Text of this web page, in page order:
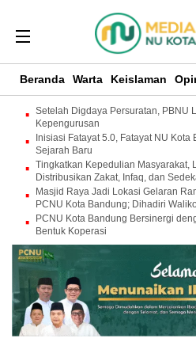
Beranda Warta Keislaman
Setelah Digdaya Persuratan, PBNU
Kepengurusan
Inisiasi Fatayat 5.0, Fatayat NU
Sejarah Baru
Tingkatkan Kepedulian Masyarakat,
Distribusikan Zakat, Infaq, dan
Masjid Raya Jadi Lokasi Gelaran
PCNU Kota Bandung; Dihadiri
PCNU Kota Bandung Bersinergi
Bentuk Koperasi